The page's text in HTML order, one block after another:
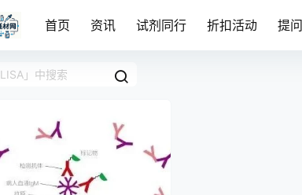
首页 资讯 试剂同行 折扣活动 提问